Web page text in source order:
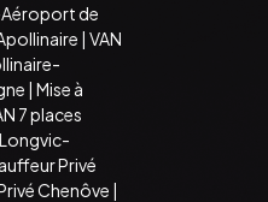
Aéroport de
| VAN
| Mise à
7 places
Longvic-
Privé
Chenôve |